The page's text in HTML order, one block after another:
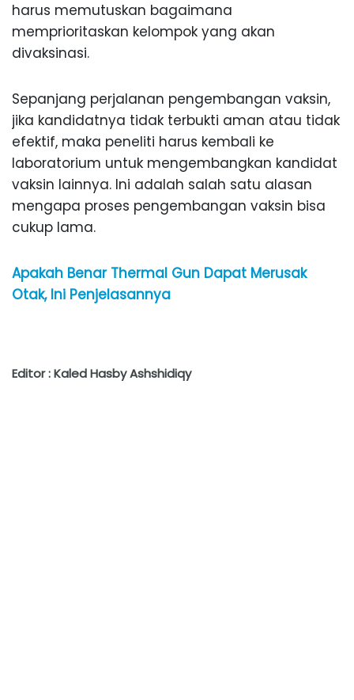
harus memutuskan bagaimana
memprioritaskan kelompok yang akan
divaksinasi.
Sepanjang perjalanan pengembangan vaksin,
jika kandidatnya tidak terbukti aman atau tidak
efektif, maka peneliti harus kembali ke
laboratorium untuk mengembangkan kandidat
vaksin lainnya. Ini adalah salah satu alasan
mengapa proses pengembangan vaksin bisa
cukup lama.
Apakah Benar Thermal Gun Dapat Merusak
Otak, Ini Penjelasannya
Editor : Kaled Hasby Ashshidiqy